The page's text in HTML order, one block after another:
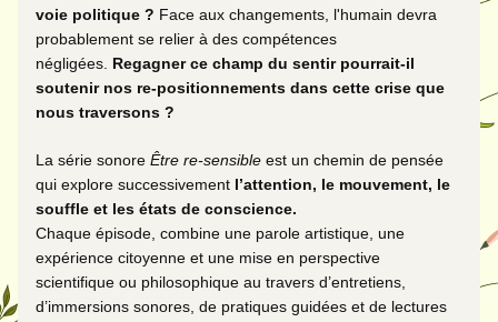
voie politique ? Face aux changements, l'humain devra
probablement se relier à des compétences
négligées. Regagner ce champ du sentir pourrait-il
soutenir nos re-positionnements dans cette crise que
nous traversons ?
La série sonore Être re-sensible est un chemin de pensée
qui explore successivement l’attention, le mouvement, le
souffle et les états de conscience.
Chaque épisode, combine une parole artistique, une
expérience citoyenne et une mise en perspective
scientifique ou philosophique au travers d’entretiens,
d’immersions sonores, de pratiques guidées et de lectures